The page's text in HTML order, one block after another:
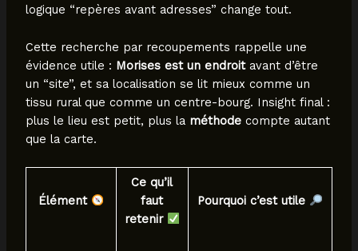
logique “repères avant adresses” change tout.
Cette recherche par recoupements rappelle une
évidence utile : Morises est un endroitavant d’être
un “site”, et sa localisation se lit mieux comme un
tissu rural que comme un centre-bourg. Insight final :
plus le lieu est petit, plus la méthodecompte autant
que la carte.
Élément
Ce qu’il
faut
retenir
Pourquoi c’est utile